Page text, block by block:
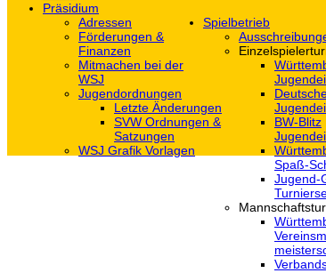
Präsidium
Adressen
Förderungen &
Finanzen
Mitmachen bei der
WSJ
Jugendordnungen
Letzte Änderungen
SVW Ordnungen &
Satzungen
WSJ Grafik Vorlagen
Spielbetrieb
BW-Blitz
Spaß-
Jugend-